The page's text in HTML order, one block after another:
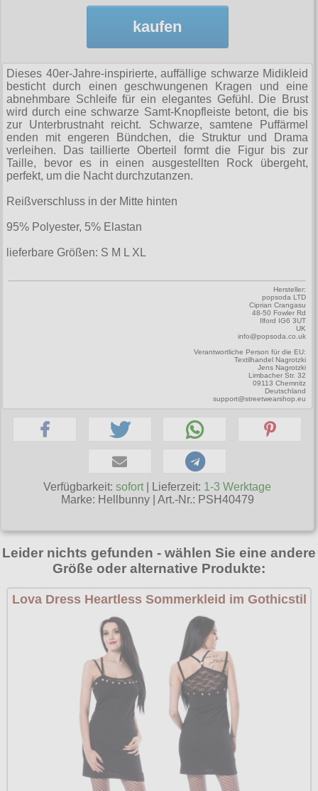
Männerhosen
Männerjacken & Westen
Männershirts kurzam
Männershirts langarm
Mittelalter
Verschiedenes
Ohrhänger
Rune Charms
Geldbörsen
Gürtel
Halsbänder
Handschuhe
Mützen
Stiefelbänder
Taschen
Tücher
Brandit
Burleska
Collectif
Cup Cake Cult
Dead Threads
Dracula Clothing
Hellbunny
Jawbreaker
Necessary Evil
Pentagramme
Queen of Darkness
Rockabella
Spin Doctor
Vixxsin
Voodoo Vixen
Warrior Clothing
M
L
XXL
XXXL
XXXXL
XXXXXL
Festivals
M’era Luna Festival
Amphi Festival
Kleidung
Bademoden
Bauchtaschen
Jogginghosen
Outdoorbekleidung
Petticoats
Rockabilly
Warenkorb ( 0 | 0.00 € )
--------------
gesamt: 0.00 €
kaufen
Dieses 40er-Jahre-inspirierte, auffällige schwarze Midikleid
besticht durch einen geschwungenen Kragen und eine
abnehmbare Schleife für ein elegantes Gefühl. Die Brust
wird durch eine schwarze Samt-Knopfleiste betont, die bis
zur Unterbrustnaht reicht. Schwarze, samtene Puffärmel
enden mit engeren Bündchen, die Struktur und Drama
verleihen. Das taillierte Oberteil formt die Figur bis zur
Taille, bevor es in einen ausgestellten Rock übergeht,
perfekt, um die Nacht durchzutanzen.
Reißverschluss in der Mitte hinten
95% Polyester, 5% Elastan
lieferbare Größen: S M L XL
Hersteller:
popsoda LTD
Ciprian Crangasu
48-50 Fowler Rd
Ilford IG6 3UT
UK
info@popsoda.co.uk
Verantwortliche Person für die EU:
Textilhandel Nagrotzki
Jens Nagrotzki
Limbacher Str. 32
09113 Chemnitz
Deutschland
support@streetwearshop.eu
Verfügbarkeit:sofort | Lieferzeit: 1-3 Werktage
Marke: Hellbunny| Art.-Nr.: PSH40479
Leider nichts gefunden - wählen Sie eine andere
Größe oder alternative Produkte:
Lova Dress Heartless Sommerkleid im Gothicstil